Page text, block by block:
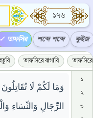
১৭৬
তাফসির শব্দে শব্দে কুইজ
তাফসিরে বাগাবি তাফসিরে
وَمَا لَكُمْ لَا
الرِّجَالِ وَالنِّسَاءِ
১
২
৩